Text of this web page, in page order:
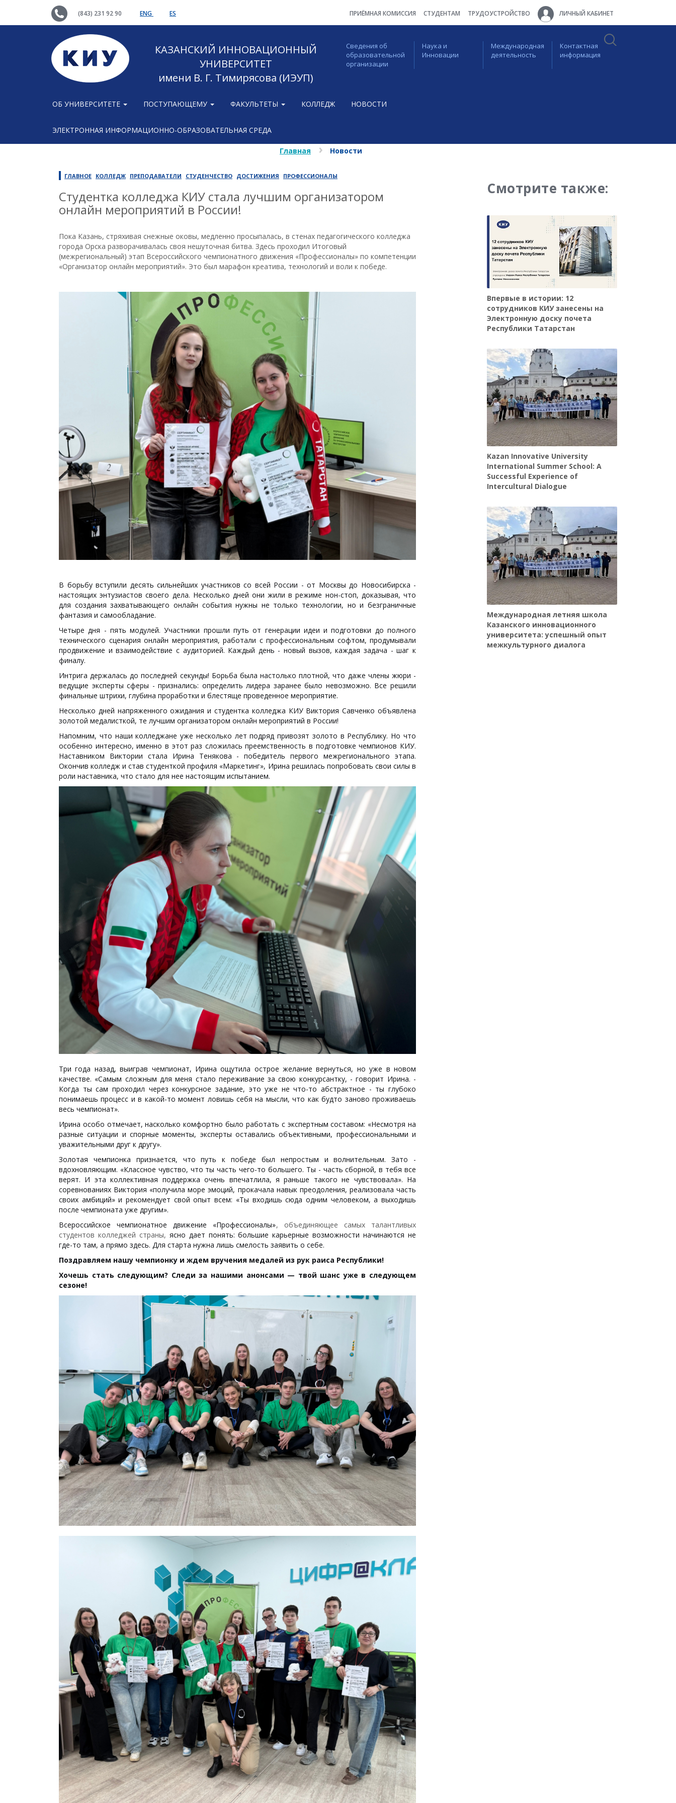
(843) 231 92 90 ENG ES ПРИЁМНАЯ КОМИССИЯ СТУДЕНТАМ ТРУДОУСТРОЙСТВО ЛИЧНЫЙ КАБИНЕТ
КАЗАНСКИЙ ИННОВАЦИОННЫЙ
УНИВЕРСИТЕТ
имени В. Г. Тимирясова (ИЭУП)
Сведения об
образовательной
организации
Наука и
Инновации
Международная
деятельность
Контактная
информация
ОБ УНИВЕРСИТЕТЕ ПОСТУПАЮЩЕМУ ФАКУЛЬТЕТЫ КОЛЛЕДЖ НОВОСТИ
ЭЛЕКТРОННАЯ ИНФОРМАЦИОННО-ОБРАЗОВАТЕЛЬНАЯ СРЕДА
Главная Новости
ГЛАВНОЕ КОЛЛЕДЖ ПРЕПОДАВАТЕЛИ СТУДЕНЧЕСТВО ДОСТИЖЕНИЯ ПРОФЕССИОНАЛЫ
Студентка колледжа КИУ стала лучшим организатором
онлайн мероприятий в России!
Пока Казань, стряхивая снежные оковы, медленно просыпалась, в стенах педагогического колледжа
города Орска разворачивалась своя нешуточная битва. Здесь проходил Итоговый
(межрегиональный) этап Всероссийского чемпионатного движения «Профессионалы» по компетенции
«Организатор онлайн мероприятий». Это был марафон креатива, технологий и воли к победе.
В борьбу вступили десять сильнейших участников со всей России - от Москвы до Новосибирска -
настоящих энтузиастов своего дела. Несколько дней они жили в режиме нон-стоп, доказывая, что
для создания захватывающего онлайн события нужны не только технологии, но и безграничные
фантазия и самообладание.
Четыре дня - пять модулей. Участники прошли путь от генерации идеи и подготовки до полного
технического сценария онлайн мероприятия, работали с профессиональным софтом, продумывали
продвижение и взаимодействие с аудиторией. Каждый день - новый вызов, каждая задача - шаг к
финалу.
Интрига держалась до последней секунды! Борьба была настолько плотной, что даже члены жюри -
ведущие эксперты сферы - признались: определить лидера заранее было невозможно. Все решили
финальные штрихи, глубина проработки и блестяще проведенное мероприятие.
Несколько дней напряженного ожидания и студентка колледжа КИУ Виктория Савченко объявлена
золотой медалисткой, те лучшим организатором онлайн мероприятий в России!
Напомним, что наши колледжане уже несколько лет подряд привозят золото в Республику. Но что
особенно интересно, именно в этот раз сложилась преемственность в подготовке чемпионов КИУ.
Наставником Виктории стала Ирина Тенякова - победитель первого межрегионального этапа.
Окончив колледж и став студенткой профиля «Маркетинг», Ирина решилась попробовать свои силы в
роли наставника, что стало для нее настоящим испытанием.
Три года назад, выиграв чемпионат, Ирина ощутила острое желание вернуться, но уже в новом
качестве. «Самым сложным для меня стало переживание за свою конкурсантку, - говорит Ирина. -
Когда ты сам проходил через конкурсное задание, это уже не что-то абстрактное - ты глубоко
понимаешь процесс и в какой-то момент ловишь себя на мысли, что как будто заново проживаешь
весь чемпионат».
Ирина особо отмечает, насколько комфортно было работать с экспертным составом: «Несмотря на
разные ситуации и спорные моменты, эксперты оставались объективными, профессиональными и
уважительными друг к другу».
Золотая чемпионка признается, что путь к победе был непростым и волнительным. Зато -
вдохновляющим. «Классное чувство, что ты часть чего-то большего. Ты - часть сборной, в тебя все
верят. И эта коллективная поддержка очень впечатлила, я раньше такого не чувствовала». На
соревнованиях Виктория «получила море эмоций, прокачала навык преодоления, реализовала часть
своих амбиций» и рекомендует свой опыт всем: «Ты входишь сюда одним человеком, а выходишь
после чемпионата уже другим».
Всероссийское чемпионатное движение «Профессионалы», объединяющее самых талантливых
студентов колледжей страны, ясно дает понять: большие карьерные возможности начинаются не
где-то там, а прямо здесь. Для старта нужна лишь смелость заявить о себе.
Поздравляем нашу чемпионку и ждем вручения медалей из рук раиса Республики!
Хочешь стать следующим? Следи за нашими анонсами — твой шанс уже в следующем
сезоне!
Смотрите также:
Впервые в истории: 12
сотрудников КИУ занесены на
Электронную доску почета
Республики Татарстан
Kazan Innovative University
International Summer School: A
Successful Experience of
Intercultural Dialogue
Международная летняя школа
Казанского инновационного
университета: успешный опыт
межкультурного диалога